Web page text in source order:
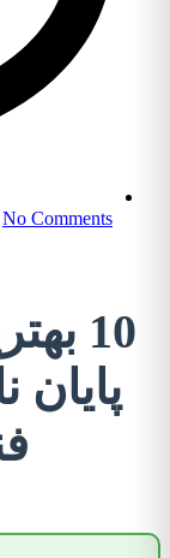
No Comments
10